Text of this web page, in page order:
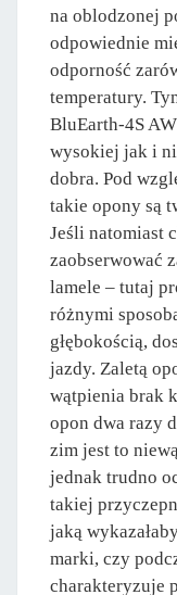
na oblodzonej
odpowiednie
odporność
temperatury.
BluEarth-4S
wysokiej jak i
dobra. Pod
takie opony są
Jeśli natomiast
zaobserwować
lamele – tutaj
różnymi
głębokością,
jazdy. Zaletą
wątpienia brak
opon dwa razy
zim jest to
jednak trudno
takiej
jaką
marki, czy
charakteryzuje